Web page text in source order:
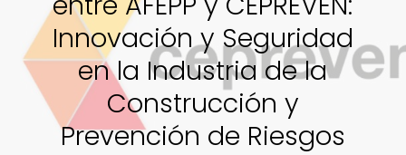
Innovación y Seguridad
en la Industria de la
Construcción y
Prevención de Riesgos